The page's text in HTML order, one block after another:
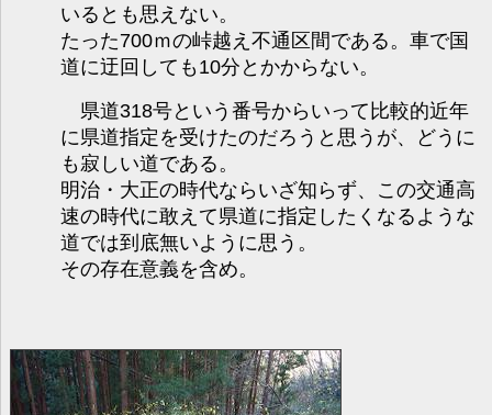
いるとも思えない。
たった700ｍの峠越え不通区間である。車で国
道に迂回しても10分とかからない。
県道318号という番号からいって比較的近年
に県道指定を受けたのだろうと思うが、どうに
も寂しい道である。
明治・大正の時代ならいざ知らず、この交通高
速の時代に敢えて県道に指定したくなるような
道では到底無いように思う。
その存在意義を含め。